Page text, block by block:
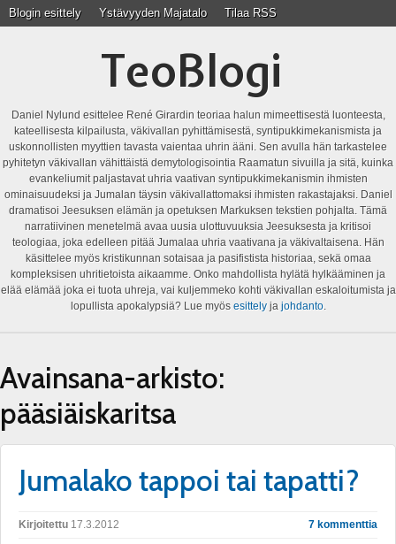
Blogin esittely Ystävyyden Majatalo Tilaa RSS
TeoBlogi
Daniel Nylund esittelee René Girardin teoriaa halun mimeettisestä luonteesta,
kateellisesta kilpailusta, väkivallan pyhittämisestä, syntipukkimekanismista ja
uskonnollisten myyttien tavasta vaientaa uhrin ääni. Sen avulla hän tarkastelee
pyhitetyn väkivallan vähittäistä demytologisointia Raamatun sivuilla ja sitä, kuinka
evankeliumit paljastavat uhria vaativan syntipukkimekanismin ihmisten
ominaisuudeksi ja Jumalan täysin väkivallattomaksi ihmisten rakastajaksi. Daniel
dramatisoi Jeesuksen elämän ja opetuksen Markuksen tekstien pohjalta. Tämä
narratiivinen menetelmä avaa uusia ulottuvuuksia Jeesuksesta ja kritisoi
teologiaa, joka edelleen pitää Jumalaa uhria vaativana ja väkivaltaisena. Hän
käsittelee myös kristikunnan sotaisaa ja pasifistista historiaa, sekä omaa
kompleksisen uhritietoista aikaamme. Onko mahdollista hylätä hylkääminen ja
elää elämää joka ei tuota uhreja, vai kuljemmeko kohti väkivallan eskaloitumista ja
lopullista apokalypsiä? Lue myös esittelyja johdanto.
Avainsana-arkisto:
pääsiäiskaritsa
Jumalako tappoi tai tapatti?
Kirjoitettu 17.3.2012 7 kommenttia